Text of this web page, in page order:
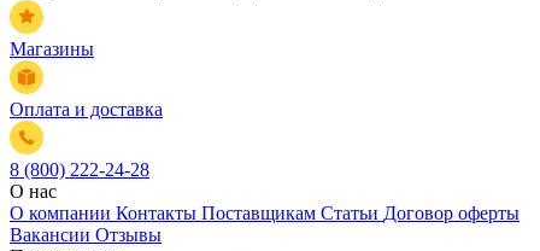
Магазины
Оплата и доставка
8 (800) 222-24-28
О нас
О компании Контакты Поставщикам Статьи Договор оферты
Вакансии Отзывы